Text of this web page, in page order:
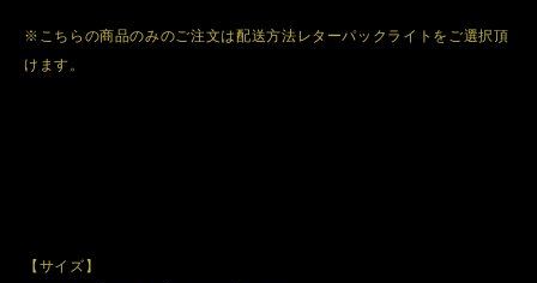
※こちらの商品のみのご注文は配送方法レターパックライトをご選択頂
けます。
【サイズ】